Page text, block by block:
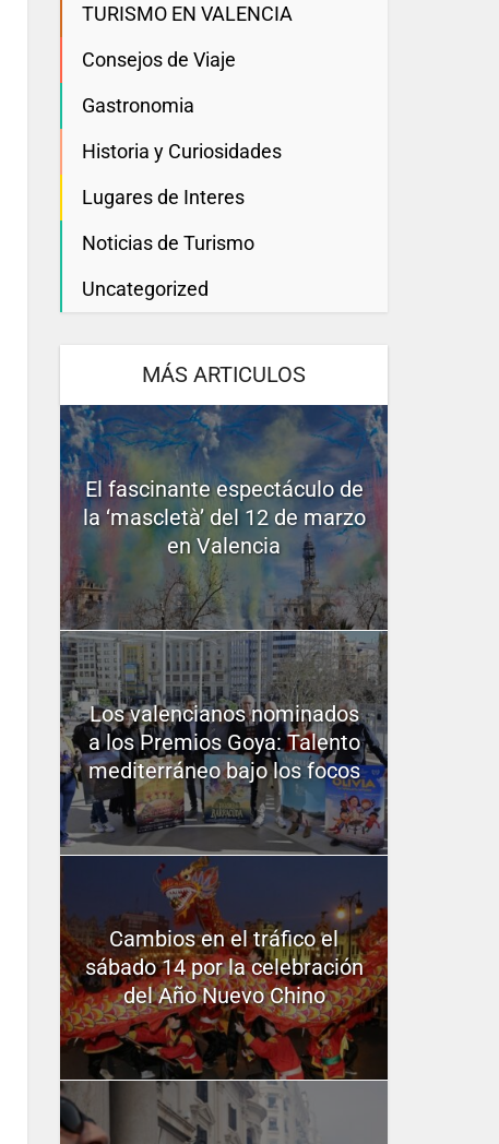
TURISMO EN VALENCIA
Consejos de Viaje
Gastronomia
Historia y Curiosidades
Lugares de Interes
Noticias de Turismo
Uncategorized
MÁS ARTICULOS
El fascinante espectáculo de
la ‘mascletà’ del 12 de marzo
en Valencia
Los valencianos nominados
a los Premios Goya: Talento
mediterráneo bajo los focos
Cambios en el tráfico el
sábado 14 por la celebración
del Año Nuevo Chino